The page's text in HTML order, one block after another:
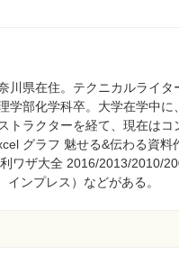
川県在住。テクニカルライタ
学部化学科卒。大学在学中
トラクターを経て、現在は
グラフ 魅せる&伝わる資
ワザ大全 2016/2013/2010/
ンプレス）などがある。